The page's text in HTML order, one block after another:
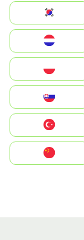
South Korea
United States
中國香港特別行政區